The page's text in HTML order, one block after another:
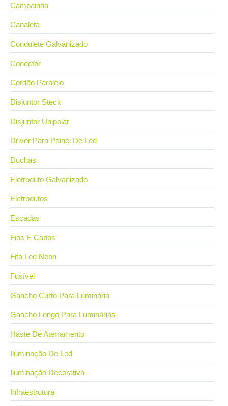
Campainha
Canaleta
Condulete Galvanizado
Conector
Cordão Paralelo
Disjuntor Steck
Disjuntor Unipolar
Driver Para Painel De Led
Duchas
Eletroduto Galvanizado
Eletrodutos
Escadas
Fios E Cabos
Fita Led Neon
Fusível
Gancho Curto Para Luminária
Gancho Longo Para Luminárias
Haste De Aterramento
Iluminação De Led
Iluminação Decorativa
Infraestrutura